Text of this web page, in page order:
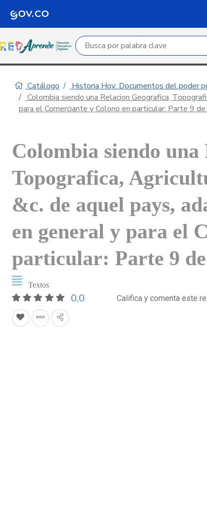
Campo de búsqueda por palabra clave
Catálogo
Historia Hoy: Documentos del poder
Colombia siendo una Relacion Geografica,
para el Comerciante y Colono en particular: Parte 9
Colombia siendo
Topografica,
&c. de aquel pays,
en general y para el
particular: Parte 9
Textos
0,0 Califica y comenta este